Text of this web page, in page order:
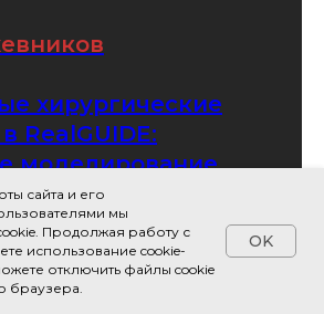
хирургические
RealGUIDE:
моделирование
комбинированных,
шаблонов и
для
нагрузки»
сайта и его
мы
Продолжая работу с
использование cookie-
отключить файлы cookie
браузера.
OK